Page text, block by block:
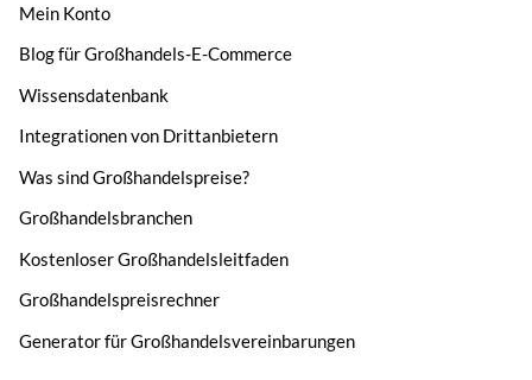
Mein Konto
Blog für Großhandels-E-Commerce
Wissensdatenbank
Integrationen von Drittanbietern
Was sind Großhandelspreise?
Großhandelsbranchen
Kostenloser Großhandelsleitfaden
Großhandelspreisrechner
Generator für Großhandelsvereinbarungen